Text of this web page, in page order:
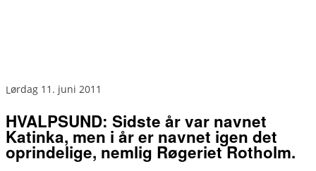
lørdag 11. juni 2011
HVALPSUND: Sidste år var navnet
Katinka, men i år er navnet igen det
oprindelige, nemlig Røgeriet Rotholm.